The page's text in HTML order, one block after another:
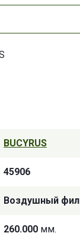
BUCYRUS
45906
Воздушный
260.000 мм.